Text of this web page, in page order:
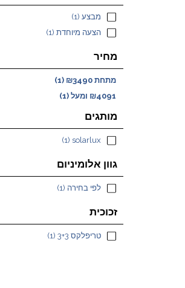
מחיר
מתחת ₪3490
(1)
₪4091 ומעל (1)
מותגים
(1)
גוון אלומיניום
לפי בחירה (1)
זכוכית
טריפלקס 3+3 (1)
מבצע(1)
הצעה מיוחדת(1)